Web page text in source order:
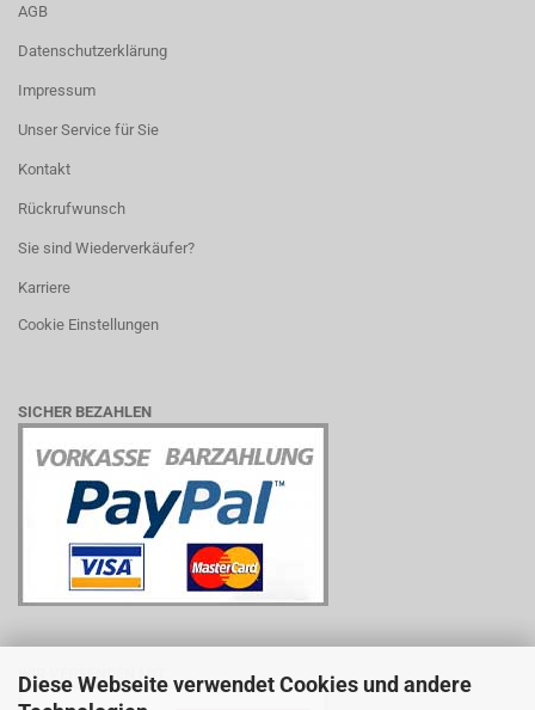
Diese Webseite verwendet Cookies und andere
AGB
Datenschutzerklärung
Impressum
Unser Service für Sie
Kontakt
Rückrufwunsch
Sie sind Wiederverkäufer?
Karriere
Cookie Einstellungen
SICHER BEZAHLEN
WIR VERSENDEN MIT